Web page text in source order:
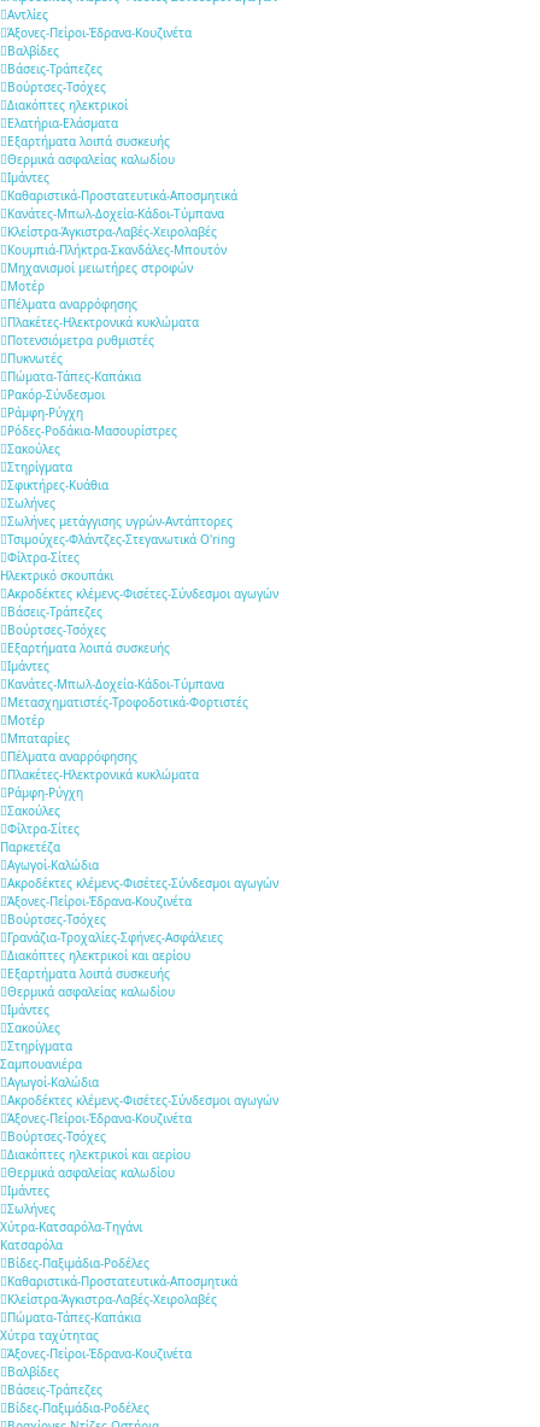
Αντλίες
Άξονες-Πείροι-Έδρανα-Κουζινέτα
Βαλβίδες
Βάσεις-Τράπεζες
Βούρτσες-Τσόχες
Διακόπτες ηλεκτρικοί
Ελατήρια-Ελάσματα
Εξαρτήματα λοιπά συσκευής
Θερμικά ασφαλείας καλωδίου
Ιμάντες
Καθαριστικά-Προστατευτικά-Αποσμητικά
Κανάτες-Μπωλ-Δοχεία-Κάδοι-Τύμπανα
Κλείστρα-Άγκιστρα-Λαβές-Χειρολαβές
Κουμπιά-Πλήκτρα-Σκανδάλες-Μπουτόν
Μηχανισμοί μειωτήρες στροφών
Μοτέρ
Πέλματα αναρρόφησης
Πλακέτες-Ηλεκτρονικά κυκλώματα
Ποτενσιόμετρα ρυθμιστές
Πυκνωτές
Πώματα-Τάπες-Καπάκια
Ρακόρ-Σύνδεσμοι
Ράμφη-Ρύγχη
Ρόδες-Ροδάκια-Μασουρίστρες
Σακούλες
Στηρίγματα
Σφικτήρες-Κυάθια
Σωλήνες
Σωλήνες μετάγγισης υγρών-Αντάπτορες
Τσιμούχες-Φλάντζες-Στεγανωτικά O'ring
Φίλτρα-Σίτες
Ηλεκτρικό σκουπάκι
Ακροδέκτες κλέμενς-Φισέτες-Σύνδεσμοι αγωγών
Βάσεις-Τράπεζες
Βούρτσες-Τσόχες
Εξαρτήματα λοιπά συσκευής
Ιμάντες
Κανάτες-Μπωλ-Δοχεία-Κάδοι-Τύμπανα
Μετασχηματιστές-Τροφοδοτικά-Φορτιστές
Μοτέρ
Μπαταρίες
Πέλματα αναρρόφησης
Πλακέτες-Ηλεκτρονικά κυκλώματα
Ράμφη-Ρύγχη
Σακούλες
Φίλτρα-Σίτες
Παρκετέζα
Αγωγοί-Καλώδια
Ακροδέκτες κλέμενς-Φισέτες-Σύνδεσμοι αγωγών
Άξονες-Πείροι-Έδρανα-Κουζινέτα
Βούρτσες-Τσόχες
Γρανάζια-Τροχαλίες-Σφήνες-Ασφάλειες
Διακόπτες ηλεκτρικοί και αερίου
Εξαρτήματα λοιπά συσκευής
Θερμικά ασφαλείας καλωδίου
Ιμάντες
Σακούλες
Στηρίγματα
Σαμπουανιέρα
Αγωγοί-Καλώδια
Ακροδέκτες κλέμενς-Φισέτες-Σύνδεσμοι αγωγών
Άξονες-Πείροι-Έδρανα-Κουζινέτα
Βούρτσες-Τσόχες
Διακόπτες ηλεκτρικοί και αερίου
Θερμικά ασφαλείας καλωδίου
Ιμάντες
Σωλήνες
Χύτρα-Κατσαρόλα-Τηγάνι
Κατσαρόλα
Βίδες-Παξιμάδια-Ροδέλες
Καθαριστικά-Προστατευτικά-Αποσμητικά
Κλείστρα-Άγκιστρα-Λαβές-Χειρολαβές
Πώματα-Τάπες-Καπάκια
Χύτρα ταχύτητας
Άξονες-Πείροι-Έδρανα-Κουζινέτα
Βαλβίδες
Βάσεις-Τράπεζες
Βίδες-Παξιμάδια-Ροδέλες